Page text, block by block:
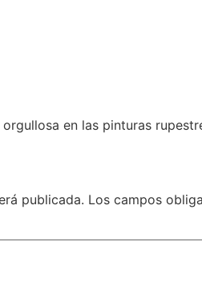
en las pinturas
publicada. Los campos